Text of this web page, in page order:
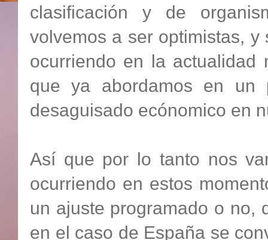
clasificación y de
volvemos a ser optimistas,
ocurriendo en la
que ya abordamos en un
desaguisado ecónomico en
Así que por lo tanto nos
ocurriendo en estos
un ajuste programado o no,
en el caso de España se